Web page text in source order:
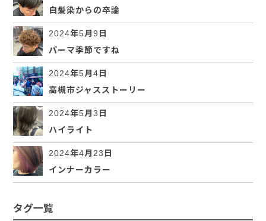
白髪染からの卒論
2024年5月9日
パーマ季節ですね
2024年5月4日
高槻市ジャスストーリー
2024年5月3日
ハイライト
2024年4月23日
インナーカラー
タグ一覧